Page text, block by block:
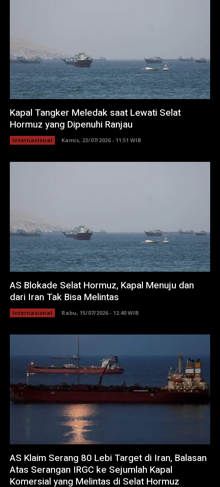
Kapal Tangker Meledak saat Lewati Selat
Hormuz yang Dipenuhi Ranjau
Internasional Kamis, 23/07/2026 - 11:51 WIB
AS Blokade Selat Hormuz, Kapal Menuju dan
dari Iran Tak Bisa Melintas
Internasional Rabu, 15/07/2026 - 12:40 WIB
AS Klaim Serang 80 Lebi Target di Iran, Balasan
Atas Serangan IRGC ke Sejumlah Kapal
Komersial yang Melintas di Selat Hormuz